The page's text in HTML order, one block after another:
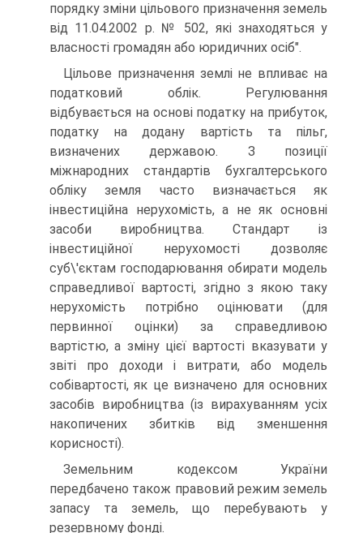
порядку зміни цільового призначення земель
від 11.04.2002 р. № 502, які знаходяться у
власності громадян або юридичних осіб".
Цільове призначення землі не впливає на
податковий облік. Регулювання
відбувається на основі податку на прибуток,
податку на додану вартість та пільг,
визначених державою. З позиції
міжнародних стандартів бухгалтерського
обліку земля часто визначається як
інвестиційна нерухомість, а не як основні
засоби виробництва. Стандарт із
інвестиційної нерухомості дозволяє
суб\'єктам господарювання обирати модель
справедливої вартості, згідно з якою таку
нерухомість потрібно оцінювати (для
первинної оцінки) за справедливою
вартістю, а зміну цієї вартості вказувати у
звіті про доходи і витрати, або модель
собівартості, як це визначено для основних
засобів виробництва (із вирахуванням усіх
накопичених збитків від зменшення
корисності).
Земельним кодексом України
передбачено також правовий режим земель
запасу та земель, що перебувають у
резервному фонді.